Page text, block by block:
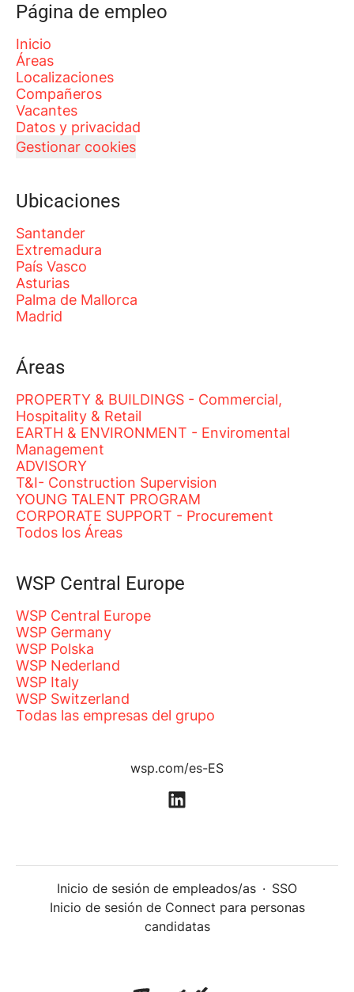
Página de empleo
Inicio
Áreas
Localizaciones
Compañeros
Vacantes
Datos y privacidad
Gestionar cookies
Ubicaciones
Santander
Extremadura
País Vasco
Asturias
Palma de Mallorca
Madrid
Áreas
PROPERTY & BUILDINGS - Commercial,
Hospitality & Retail
EARTH & ENVIRONMENT - Enviromental
Management
ADVISORY
T&I- Construction Supervision
YOUNG TALENT PROGRAM
CORPORATE SUPPORT - Procurement
Todos los Áreas
WSP Central Europe
WSP Central Europe
WSP Germany
WSP Polska
WSP Nederland
WSP Italy
WSP Switzerland
Todas las empresas del grupo
wsp.com/es-ES
Inicio de sesión de empleados/as · SSO
Inicio de sesión de Connect para personas
candidatas